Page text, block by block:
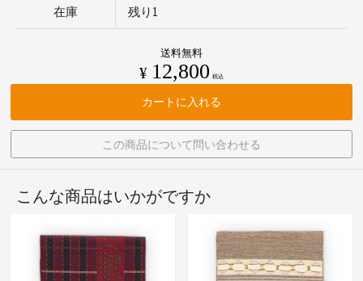
在庫 残り1
送料無料
¥ 12,800 税込
カートに入れる
この商品について問い合わせる
こんな商品はいかがですか